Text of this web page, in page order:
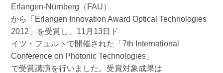
Erlangen-Nürnberg（FAU）
から「Erlangen Innovation Award Optical Technologies
2012」を受賞し、11月13日ド
イツ・フュルトで開催された「7th International
Conference on Photonic Technologies」
で受賞講演を行いました。受賞対象成果は